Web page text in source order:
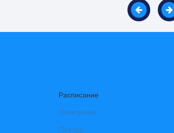
Расписание
Электрички
Поезда